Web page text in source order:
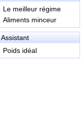
Le meilleur régime
Aliments minceur
Assistant
Poids idéal
longue à préparer.
des épices cependant
La cuisson aussi à
être rôti, bouilli, ou